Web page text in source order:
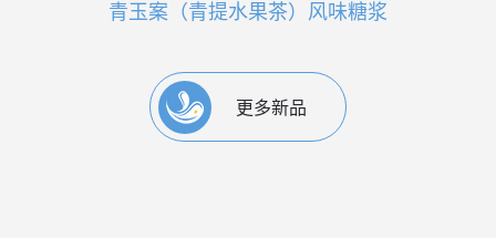
青玉案（青提水果茶）风味糖浆
更多新品